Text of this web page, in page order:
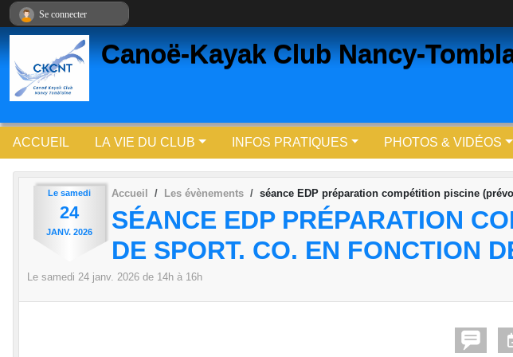
Canoë-Kayak Club Nancy-
ACCUEIL LA VIE DU CLUB INFOS PRATIQUES PHOTOS & VIDÉOS
Le samedi
24
JANV. 2026
Accueil Les évènements séance EDP préparation compétition piscine
SÉANCE EDP PRÉPARATION
DE SPORT. CO. EN FONCTION
Le samedi 24 janv. 2026 de 14h à 16h
Se connecter
Panneau de gestion des cookies